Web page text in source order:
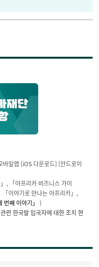
바일앱 [iOS 다운로드] [안드로이
」, 「아프리카 비즈니스 가이
「이야기로 만나는 아프리카」,
번째 이야기」 )
련 한국발 입국자에 대한 조치 현